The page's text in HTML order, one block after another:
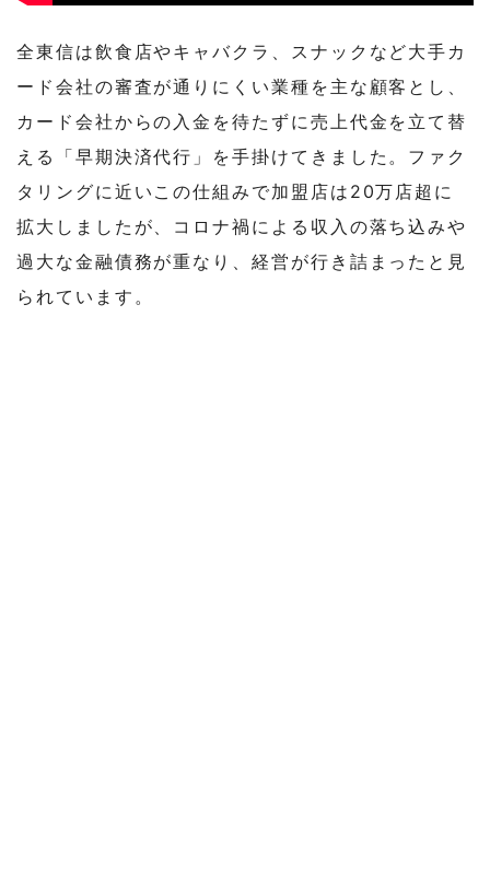
全東信は飲食店やキャバクラ、スナックなど大手カ
ード会社の審査が通りにくい業種を主な顧客とし、
カード会社からの入金を待たずに売上代金を立て替
える「早期決済代行」を手掛けてきました。ファク
タリングに近いこの仕組みで加盟店は20万店超に
拡大しましたが、コロナ禍による収入の落ち込みや
過大な金融債務が重なり、経営が行き詰まったと見
られています。